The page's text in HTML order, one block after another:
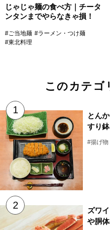
じゃじゃ麺の食べ方｜チータ
ンタンまでやらなきゃ損！
#ご当地麺 #ラーメン・つけ麺
#東北料理
このカテゴ
とん
すり
#揚げ物
ズワ
や胴